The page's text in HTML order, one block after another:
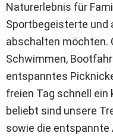
Naturerlebnis für
Sportbegeisterte und
abschalten möchten.
Schwimmen,
entspanntes
freien Tag schnell ein
beliebt sind unsere
sowie die entspannte